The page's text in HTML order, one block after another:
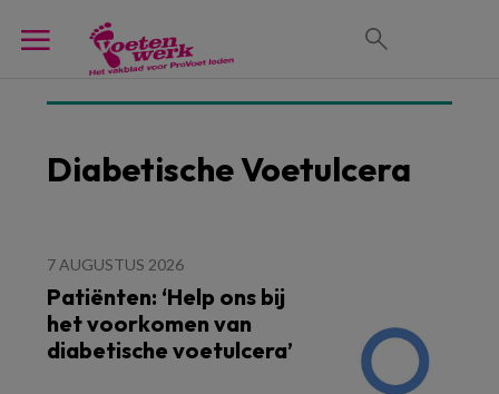
Diabetische Voetulcera
7 AUGUSTUS 2026
Patiënten: ‘Help ons bij
het voorkomen van
diabetische voetulcera’